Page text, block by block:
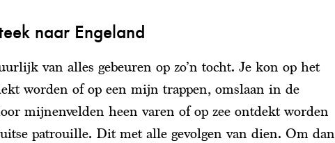
naar Engeland
van alles gebeuren op zo’n tocht. Je kon op het
worden of op een mijn trappen, omslaan in de
mijnenvelden heen varen of op zee ontdekt worden
patrouille. Dit met alle gevolgen van dien. Om dan